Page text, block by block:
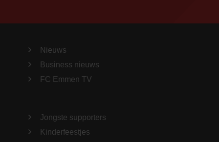
Nieuws
Business nieuws
FC Emmen TV
Jongste supporters
Kinderfeestjes